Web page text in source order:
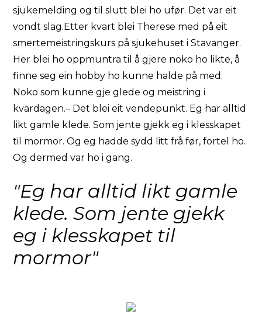
sjukemelding og til slutt blei ho ufør. Det var eit
vondt slag.Etter kvart blei Therese med på eit
smertemeistringskurs på sjukehuset i Stavanger.
Her blei ho oppmuntra til å gjere noko ho likte, å
finne seg ein hobby ho kunne halde på med.
Noko som kunne gje glede og meistring i
kvardagen.– Det blei eit vendepunkt. Eg har alltid
likt gamle klede. Som jente gjekk eg i klesskapet
til mormor. Og eg hadde sydd litt frå før, fortel ho.
Og dermed var ho i gang.
"Eg har alltid likt gamle
klede. Som jente gjekk
eg i klesskapet til
mormor"